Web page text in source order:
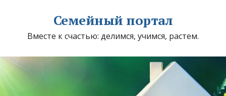
Семейный портал
Вместе к счастью: делимся, учимся, растем.